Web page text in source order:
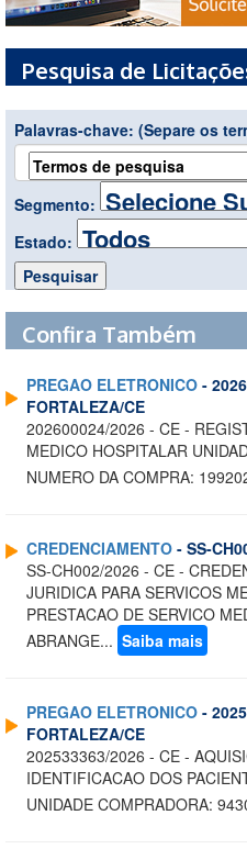
Pesquisa de
Palavras-chave: (Separe os
Segmento:
Estado:
Confira Também
PREGAO ELETRONICO -
FORTALEZA/CE
202600024/2026 - CE -
MEDICO HOSPITALAR
NUMERO DA COMPRA:
CREDENCIAMENTO - SS-
SS-CH002/2026 - CE -
JURIDICA PARA SERVICOS
PRESTACAO DE SERVICO
ABRANGE... Saiba mais
PREGAO ELETRONICO -
FORTALEZA/CE
202533363/2026 - CE -
IDENTIFICACAO DOS
UNIDADE COMPRADORA: